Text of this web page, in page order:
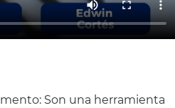
Son una herramienta